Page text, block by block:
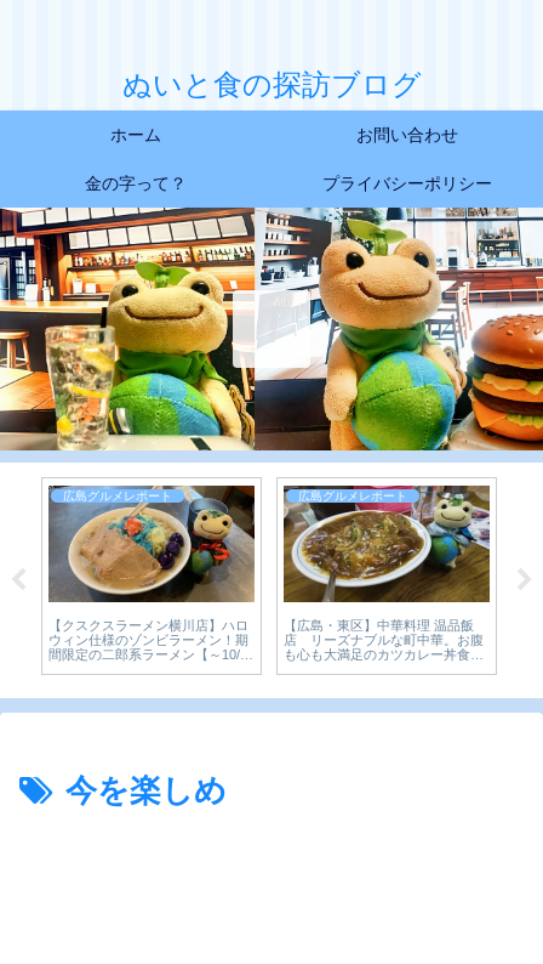
ぬいと食の探訪ブログ
ホーム お問い合わせ
金の字って？ プライバシーポリシー
広島グルメレポート
【広島・東区】中華料理 温品飯
店 リーズナブルな町中華。お腹
も心も大満足のカツカレー丼食べ
広島グルメレポート
【やきにく屋風磨】安芸矢口の焼
肉の名店でランチ営業が10月スタ
ート。ボリューミーなカレーに舌
今を楽しめ